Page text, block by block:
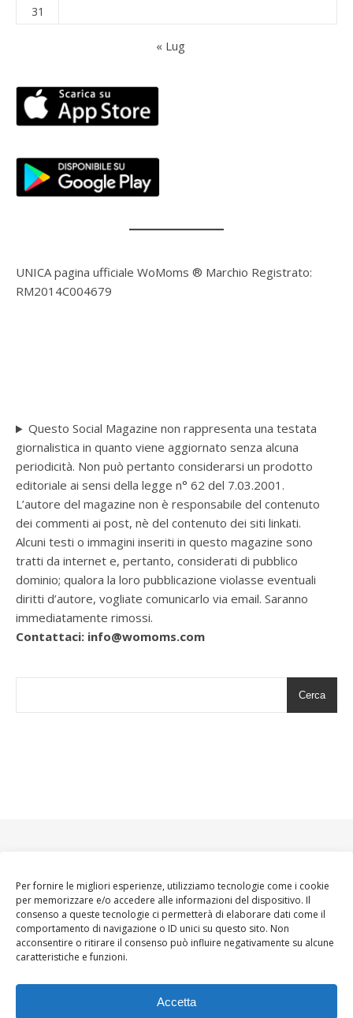
Per fornire le migliori esperienze, utilizziamo tecnologie come i cookie
per memorizzare e/o accedere alle informazioni del dispositivo. Il
consenso a queste tecnologie ci permetterà di elaborare dati come il
comportamento di navigazione o ID unici su questo sito. Non
acconsentire o ritirare il consenso può influire negativamente su alcune
caratteristiche e funzioni.
Accetta
31
« Lug
UNICA pagina ufficiale WoMoms ® Marchio Registrato:
RM2014C004679
Questo Social Magazine non rappresenta una testata
giornalistica in quanto viene aggiornato senza alcuna
periodicità. Non può pertanto considerarsi un prodotto
editoriale ai sensi della legge n° 62 del 7.03.2001.
L’autore del magazine non è responsabile del contenuto
dei commenti ai post, nè del contenuto dei siti linkati.
Alcuni testi o immagini inseriti in questo magazine sono
tratti da internet e, pertanto, considerati di pubblico
dominio; qualora la loro pubblicazione violasse eventuali
diritti d’autore, vogliate comunicarlo via email. Saranno
immediatamente rimossi.
Contattaci: info@womoms.com
Cerca